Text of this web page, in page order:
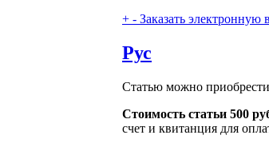
+ - Заказать электронную
Рус
Статью можно
Стоимость статьи 500
счет и квитанция для